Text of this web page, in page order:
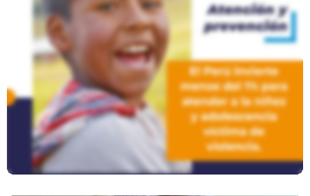
Un Llamado Por La Niñez Y
Adolescencia: Más Inversión Menos
Violencia